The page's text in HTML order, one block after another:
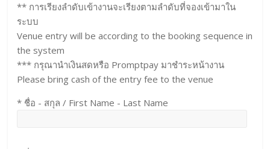
** การเรียงลำดับเข้างานจะเรียงตามลำดับที่จองเข้ามาใน
ระบบ
Venue entry will be according to the booking sequence in
the system
*** กรุณานำเงินสดหรือ Promptpay มาชำระหน้างาน
Please bring cash of the entry fee to the venue
* ชื่อ - สกุล / First Name - Last Name